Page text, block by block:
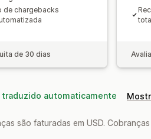
de chargebacks
de 30 dias
automaticamente
são faturadas em USD.